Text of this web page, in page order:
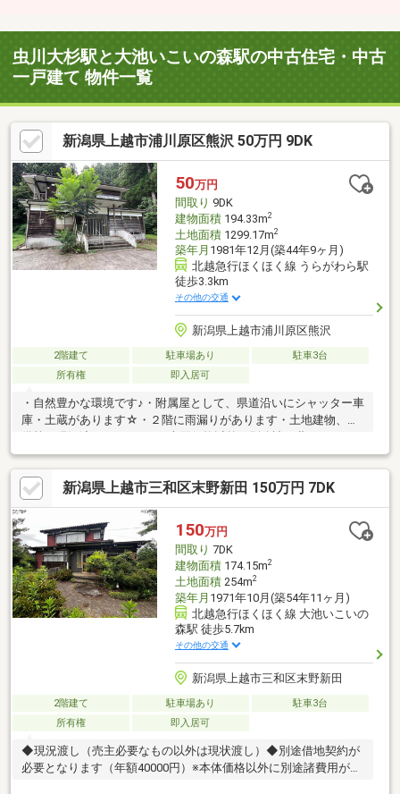
虫川大杉駅と大池いこいの森駅の中古住宅・中古
一戸建て 物件一覧
新潟県上越市浦川原区熊沢 50万円 9DK
50万円
間取り 9DK
建物面積194.33m2
土地面積1299.17m2
築年月 1981年12月(築44年9ヶ月)
北越急行ほくほく線 うらがわら駅
徒歩3.3km
その他の交通
新潟県上越市浦川原区熊沢
2階建て 駐車場あり
駐車3台
所有権
即入居可
・自然豊かな環境です♪・附属屋として、県道沿いにシャッター車
庫・土蔵があります☆・２階に雨漏りがあります・土地建物、設
ます
新潟県上越市三和区末野新田 150万円 7DK
150万円
間取り 7DK
建物面積174.15m2
土地面積254m2
築年月 1971年10月(築54年11ヶ月)
北越急行ほくほく線 大池いこいの
森駅 徒歩5.7km
その他の交通
新潟県上越市三和区末野新田
2階建て 駐車場あり
駐車3台
所有権
即入居可
◆現況渡し（売主必要なもの以外は現状渡し）◆別途借地契約が
必要となります（年額40000円）※本体価格以外に別途諸費用がか